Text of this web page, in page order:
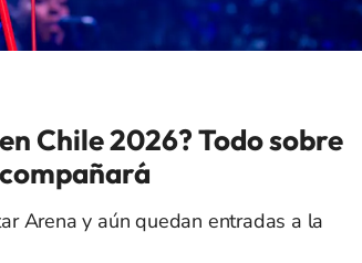
Chile 2026? Todo sobre
Arena y aún quedan entradas a la